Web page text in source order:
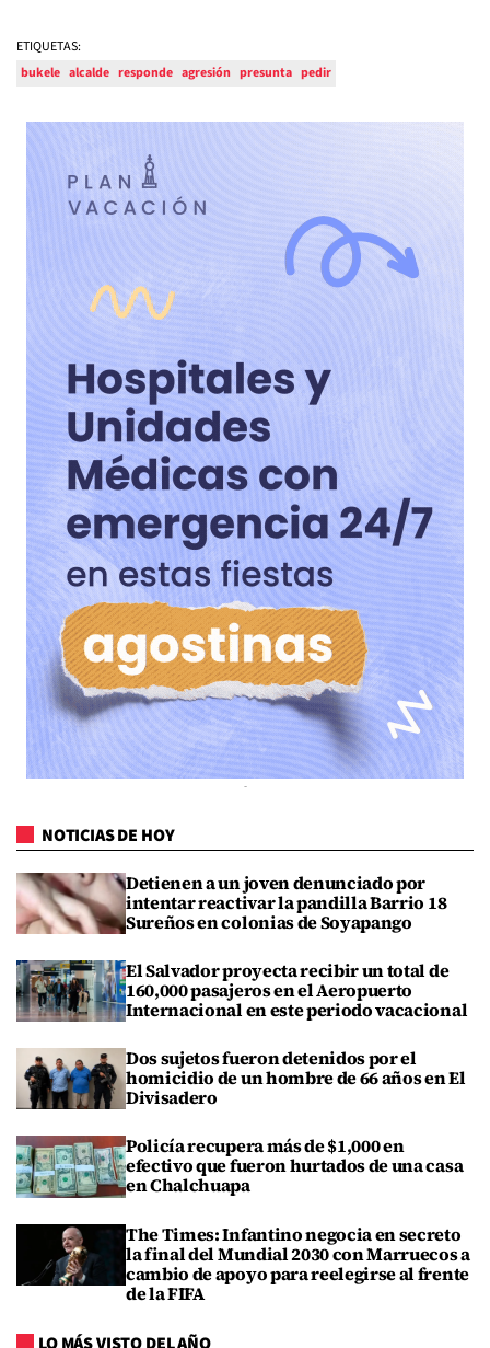
ETIQUETAS:
bukele alcalde responde agresión presunta pedir
NOTICIAS DE HOY
Detienen a un joven denunciado por
intentar reactivar la pandilla Barrio 18
Sureños en colonias de Soyapango
El Salvador proyecta recibir un total de
160,000 pasajeros en el Aeropuerto
Internacional en este periodo vacacional
Dos sujetos fueron detenidos por el
homicidio de un hombre de 66 años en El
Divisadero
Policía recupera más de $1,000 en
efectivo que fueron hurtados de una casa
en Chalchuapa
The Times: Infantino negocia en secreto
la final del Mundial 2030 con Marruecos a
cambio de apoyo para reelegirse al frente
de la FIFA